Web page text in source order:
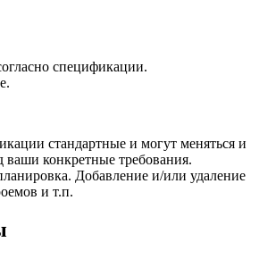
спецификации.
стандартные и могут меняться и
ваши конкретные требования.
Добавление и/или удаление
и т.п.